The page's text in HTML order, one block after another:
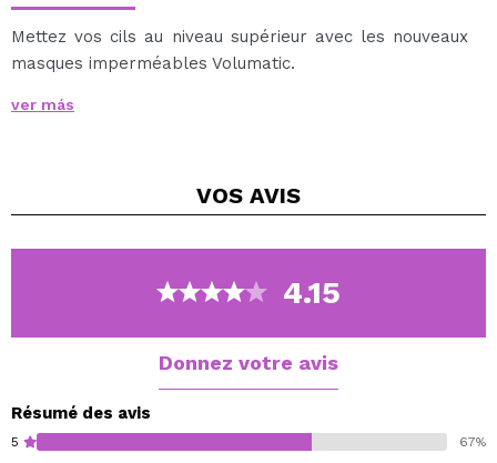
Mettez vos cils au niveau supérieur avec les nouveaux
masques imperméables Volumatic.
instantanément pour créer des infarctus des cils pour
l'application soit facile et confortable tout en
gâteaux.
ver más
VOS AVIS
4.15
Donnez votre avis
Résumé des avis
5 67%